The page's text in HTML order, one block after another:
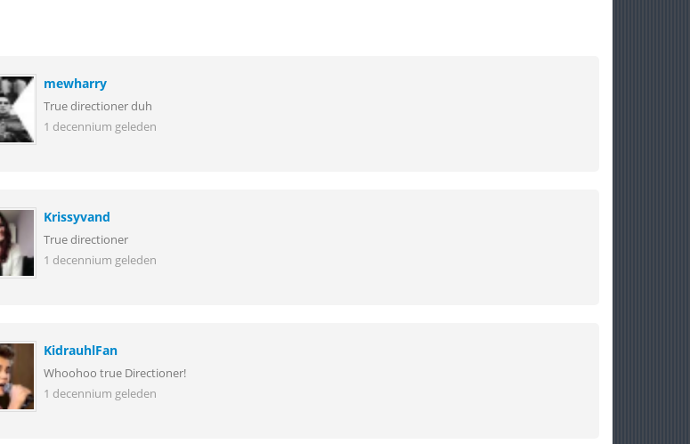
mewharry
True directioner duh
1 decennium geleden
Krissyvand
True directioner
1 decennium geleden
KidrauhlFan
Whoohoo true Directioner!
1 decennium geleden